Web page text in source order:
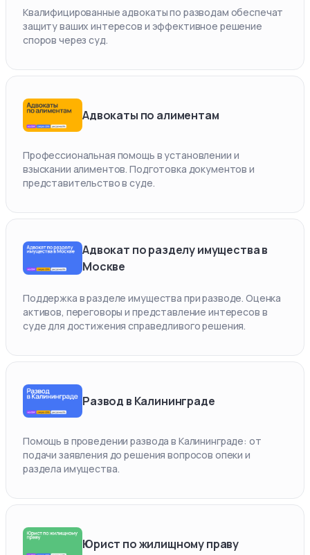
Квалифицированные адвокаты по разводам обеспечат
защиту ваших интересов и эффективное решение
споров через суд.
Адвокаты по алиментам
Профессиональная помощь в установлении и
взыскании алиментов. Подготовка документов и
представительство в суде.
Адвокат по разделу имущества в
Москве
Поддержка в разделе имущества при разводе. Оценка
активов, переговоры и представление интересов в
суде для достижения справедливого решения.
Развод в Калининграде
Помощь в проведении развода в Калининграде: от
подачи заявления до решения вопросов опеки и
раздела имущества.
Юрист по жилищному праву